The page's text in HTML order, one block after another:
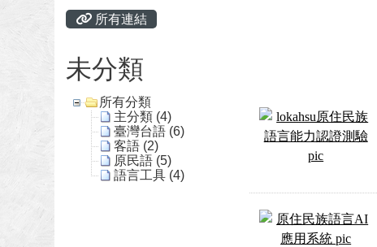
主內容區域
所有連結
未分類
所有分類
主分類 (4)
臺灣台語 (6)
客語 (2)
原民語 (5)
語言工具 (4)
頁尾區域